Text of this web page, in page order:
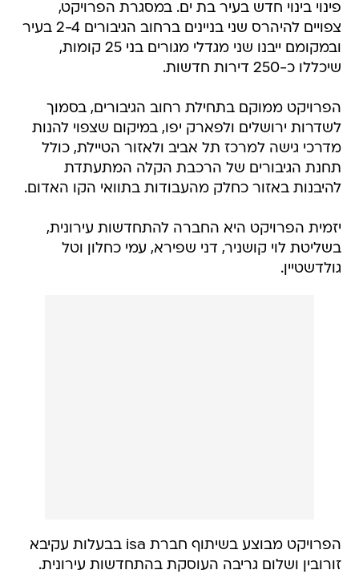
פינוי בינוי חדש בעיר בת ים. במסגרת הפרויקט,
צפויים להיהרס שני בניינים ברחוב הגיבורים 2-4 בעיר
ובמקומם ייבנו שני מגדלי מגורים בני 25 קומות,
שיכללו כ-250 דירות חדשות.
הפרויקט ממוקם בתחילת רחוב הגיבורים, בסמוך
לשדרות ירושלים ולפארק יפו, במיקום שצפוי להנות
מדרכי גישה למרכז תל אביב ולאזור הטיילת, כולל
תחנת הגיבורים של הרכבת הקלה המתעתדת
להיבנות באזור כחלק מהעבודות בתוואי הקו האדום.
יזמית הפרויקט היא החברה להתחדשות עירונית,
בשליטת לוי קושניר, דני שפירא, עמי כחלון וטל
גולדשטיין.
הפרויקט מבוצע בשיתוף חברת isa בבעלות עקיבא
זורובין ושלום גריבה העוסקת בהתחדשות עירונית.